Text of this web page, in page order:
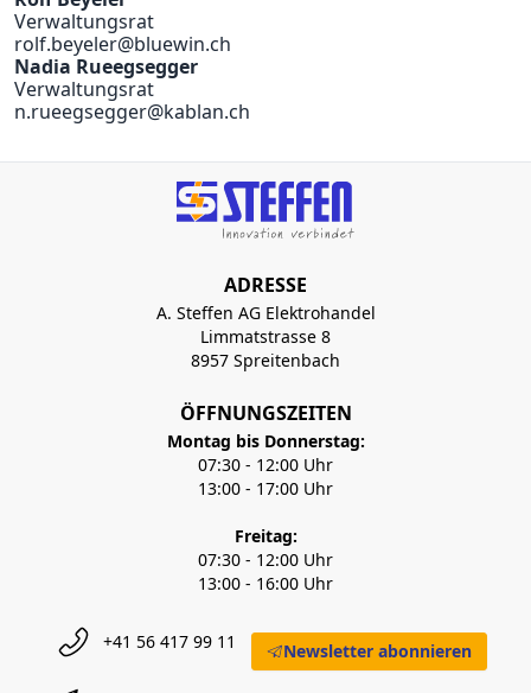
Verwaltungsrat
rolf.beyeler@bluewin.ch
Nadia Rueegsegger
Verwaltungsrat
n.rueegsegger@kablan.ch
ADRESSE
A. Steffen AG Elektrohandel
Limmatstrasse 8
8957 Spreitenbach
ÖFFNUNGSZEITEN
Montag bis Donnerstag:
07:30 - 12:00 Uhr
13:00 - 17:00 Uhr
Freitag:
07:30 - 12:00 Uhr
13:00 - 16:00 Uhr
+41 56 417 99 11 Newsletter abonnieren